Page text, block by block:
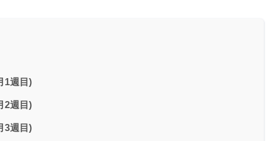
1週目)
2週目)
3週目)